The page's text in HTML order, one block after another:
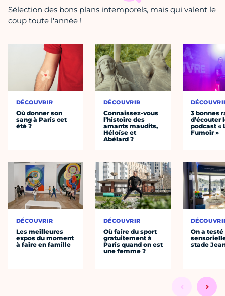
Sélection des bons plans intemporels, mais qui valent le
coup toute l'année !
DÉCOUVRIR
Où donner son
sang à Paris cet
été ?
DÉCOUVRIR
Les meilleures
expos du moment
à faire en famille
DÉCOUVRIR
Connaissez-vous
l’histoire des
amants maudits,
Héloïse et
Abélard ?
DÉCOUVRIR
Où faire du sport
gratuitement à
Paris quand on est
une femme ?
3 bonnes
d’écouter
podcast «
Fumoir »
On a
stade